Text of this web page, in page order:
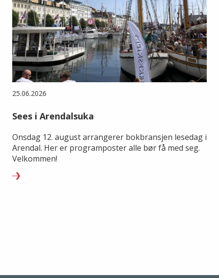
25.06.2026
Sees i Arendalsuka
Onsdag 12. august arrangerer bokbransjen lesedag i
Arendal. Her er programposter alle bør få med seg.
Velkommen!